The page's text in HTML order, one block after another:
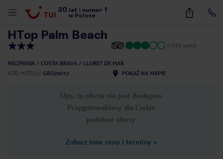
30 lat numer 1
w Polsce
40
HTop Palm Beach
(1356 opinii)
HISZPANIA COSTA BRAVA
LLORET DE MAR
KOD HOTELU GRO26012 POKAŻ NA MAPIE
Ups, ta oferta nie jest dostępna.
Przygotowaliśmy dla Ciebie
podobne oferty:
Zobacz inne ceny i terminy »